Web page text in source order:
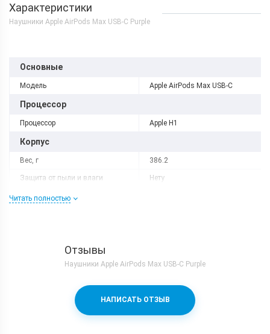
Характеристики
Наушники Apple AirPods Max USB-C Purple
Основные
Модель Apple AirPods Max USB-C
Процессор
Процессор Apple H1
Корпус
Вес, г 386.2
Защита от пыли и влаги Нету
Материал рамки и крышки
Интерфейсный разъем
Читать полностью
Отзывы
Наушники Apple AirPods Max USB-C Purple
НАПИСАТЬ ОТЗЫВ